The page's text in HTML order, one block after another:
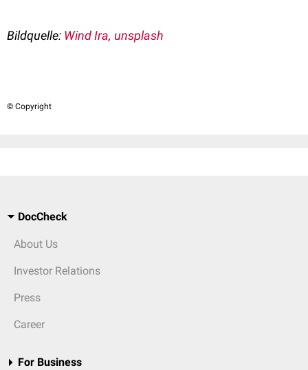
Bildquelle: Wind Ira, unsplash
© Copyright
DocCheck
About Us
Investor Relations
Press
Career
For Business